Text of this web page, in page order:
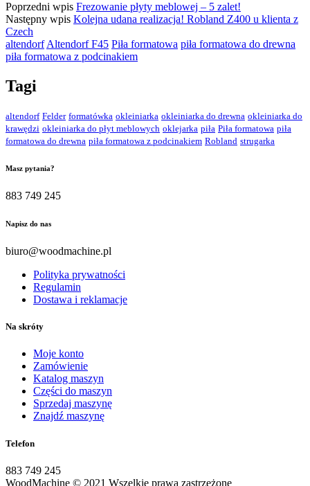
Poprzedni wpis Frezowanie płyty meblowej – 5 zalet!
Następny wpis Kolejna udana realizacja! Robland Z400 u klienta z
Czech
altendorfAltendorf F45 Piła formatowa piła formatowa do drewna
piła formatowa z podcinakiem
Tagi
altendorf Felder formatówka okleiniarka okleiniarka do drewna okleiniarka do
krawędzi okleiniarka do płyt meblowych oklejarka piła Piła formatowa piła
formatowa do drewna piła formatowa z podcinakiem Robland strugarka
Masz pytania?
883 749 245
Napisz do nas
biuro@woodmachine.pl
Polityka prywatności
Regulamin
Dostawa i reklamacje
Na skróty
Moje konto
Zamówienie
Katalog maszyn
Części do maszyn
Sprzedaj maszynę
Znajdź maszynę
Telefon
883 749 245
WoodMachine © 2021 Wszelkie prawa zastrzeżone